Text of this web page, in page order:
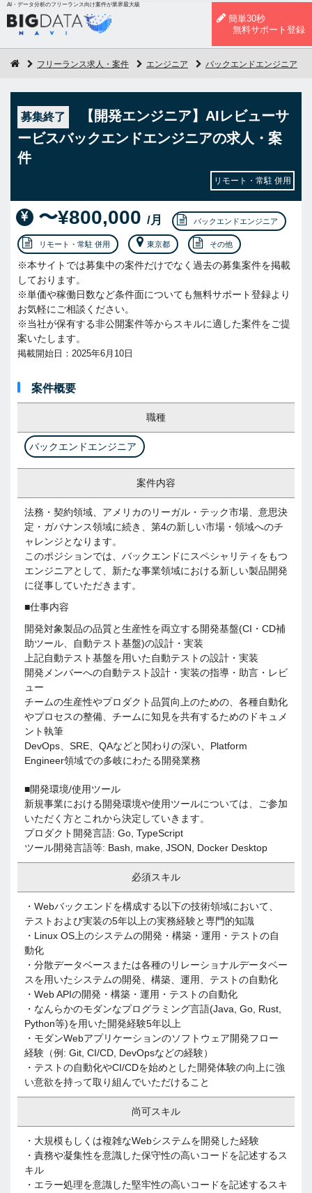
AI・データ分析のフリーランス向け案件が業界最大級
簡単30秒
無料サポート登録
フリーランス求人・案件 エンジニア バックエンドエンジニア
募集終了
【開発エンジニア】AIレビューサ
ービスバックエンドエンジニアの求人・案
件
リモート・常駐 併用
〜¥800,000 /月 バックエンドエンジニア
リモート・常駐 併用 東京都 その他
※本サイトでは募集中の案件だけでなく過去の募集案件を掲載
しております。
※単価や稼働日数など条件面についても無料サポート登録より
お気軽にご相談ください。
※当社が保有する非公開案件等からスキルに適した案件をご提
案いたします。
掲載開始日：2025年6月10日
案件概要
職種
バックエンドエンジニア
案件内容
法務・契約領域、アメリカのリーガル・テック市場、意思決
定・ガバナンス領域に続き、第4の新しい市場・領域へのチ
ャレンジとなります。
このポジションでは、バックエンドにスペシャリティをもつ
エンジニアとして、新たな事業領域における新しい製品開発
に従事していただきます。
■仕事内容
開発対象製品の品質と生産性を両立する開発基盤(CI・CD補
助ツール、自動テスト基盤)の設計・実装
上記自動テスト基盤を用いた自動テストの設計・実装
開発メンバーへの自動テスト設計・実装の指導・助言・レビ
ュー
チームの生産性やプロダクト品質向上のための、各種自動化
やプロセスの整備、チームに知見を共有するためのドキュメ
ント執筆
DevOps、SRE、QAなどと関わりの深い、Platform
Engineer領域での多岐にわたる開発業務
■開発環境/使用ツール
新規事業における開発環境や使用ツールについては、ご参加
いただく方とこれから決定していきます。
プロダクト開発言語: Go, TypeScript
ツール開発言語等: Bash, make, JSON, Docker Desktop
必須スキル
・Webバックエンドを構成する以下の技術領域において、
テストおよび実装の5年以上の実務経験と専門的知識
・Linux OS上のシステムの開発・構築・運用・テストの自
動化
・分散データベースまたは各種のリレーショナルデータベー
スを用いたシステムの開発、構築、運用、テストの自動化
・Web APIの開発・構築・運用・テストの自動化
・なんらかのモダンなプログラミング言語(Java, Go, Rust,
Python等)を用いた開発経験5年以上
・モダンWebアプリケーションのソフトウェア開発フロー
経験（例: Git, CI/CD, DevOpsなどの経験）
・テストの自動化やCI/CDを始めとした開発体験の向上に強
い意欲を持って取り組んでいただけること
尚可スキル
・大規模もしくは複雑なWebシステムを開発した経験
・責務や凝集性を意識した保守性の高いコードを記述するス
キル
・エラー処理を意識した堅牢性の高いコードを記述するスキ